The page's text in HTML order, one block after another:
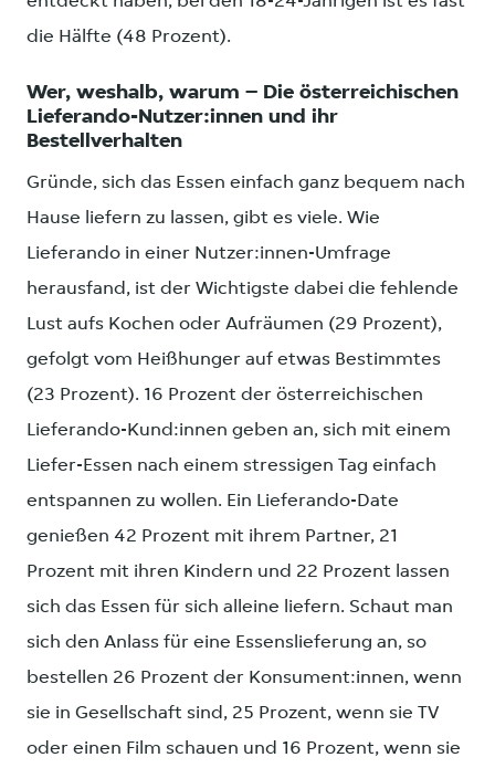
die Hälfte (48 Prozent).
Wer, weshalb, warum – Die österreichischen
Lieferando-Nutzer:innen und ihr
Bestellverhalten
Gründe, sich das Essen einfach ganz bequem nach
Hause liefern zu lassen, gibt es viele. Wie
Lieferando in einer Nutzer:innen-Umfrage
herausfand, ist der Wichtigste dabei die fehlende
Lust aufs Kochen oder Aufräumen (29 Prozent),
gefolgt vom Heißhunger auf etwas Bestimmtes
(23 Prozent). 16 Prozent der österreichischen
Lieferando-Kund:innen geben an, sich mit einem
Liefer-Essen nach einem stressigen Tag einfach
entspannen zu wollen. Ein Lieferando-Date
genießen 42 Prozent mit ihrem Partner, 21
Prozent mit ihren Kindern und 22 Prozent lassen
sich das Essen für sich alleine liefern. Schaut man
sich den Anlass für eine Essenslieferung an, so
bestellen 26 Prozent der Konsument:innen, wenn
sie in Gesellschaft sind, 25 Prozent, wenn sie TV
oder einen Film schauen und 16 Prozent, wenn sie